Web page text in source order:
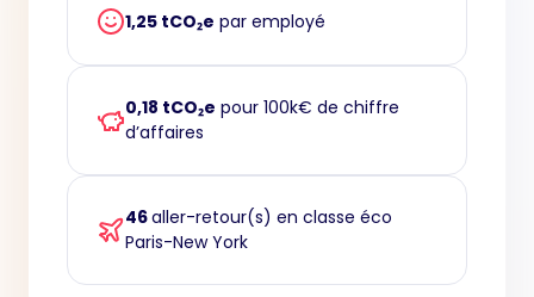
1,25 tCO₂e par employé
0,18 tCO₂e pour 100k€ de chiffre
d’affaires
46aller-retour(s) en classe éco
Paris-New York